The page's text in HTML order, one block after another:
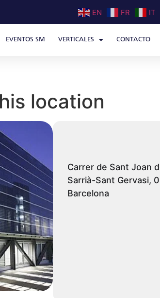
EN FR IT
EVENTOS SM VERTICALES CONTACTO
location
Carrer de Sant Joan
Sarrià-Sant Gervasi,
Barcelona